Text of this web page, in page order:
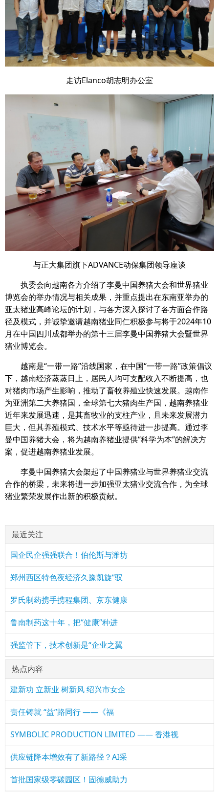
走访Elanco胡志明办公室
与正大集团旗下ADVANCE动保集团领导座谈
执委会向越南各方介绍了李曼中国养猪大会和世界猪业
博览会的举办情况与相关成果，并重点提出在东南亚举办的
亚太猪业高峰论坛的计划，与各方深入探讨了各方面合作路
径及模式，并诚挚邀请越南猪业同仁积极参与将于2024年10
月在中国四川成都举办的第十三届李曼中国养猪大会暨世界
猪业博览会。
越南是“一带一路”沿线国家，在中国“一带一路”政策倡议
下，越南经济蒸蒸日上，居民人均可支配收入不断提高，也
对猪肉市场产生影响，推动了畜牧养殖业快速发展。越南作
为亚洲第二大养猪国，全球第七大猪肉生产国，越南养猪业
近年来发展迅速，是其畜牧业的支柱产业，且未来发展潜力
巨大，但其养殖模式、技术水平等亟待进一步提高。通过李
曼中国养猪大会，将为越南养猪业提供“科学为本”的解决方
案，促进越南养猪业发展。
李曼中国养猪大会架起了中国养猪业与世界养猪业交流
合作的桥梁，未来将进一步加强亚太猪业交流合作，为全球
猪业繁荣发展作出新的积极贡献。
最近关注
国企民企强强联合！伯伦斯与潍坊
郑州西区特色夜经济久豫凯旋“驭
罗氏制药携手携程集团、京东健康
鲁南制药这十年，把“健康”种进
强监管下，技术创新是“企业之翼
热点内容
建新功 立新业 树新风 绍兴市女企
责任铸就 “益”路同行 ——《福
SYMBOLIC PRODUCTION LIMITED —— 香港视
供应链降本增效有了新路径？AI采
首批国家级零碳园区！固德威助力